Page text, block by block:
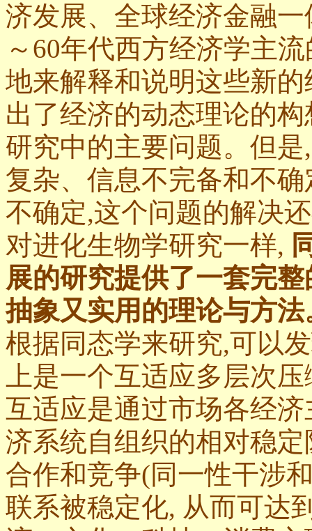
济发展、全球经济金融
～60年代西方经济学主
地来解释和说明这些新
出了经济的动态理论的
研究中的主要问题。但
复杂、信息不完备和不
不确定,这个问题的解决
对进化生物学研究一样,
展的研究提供了一套完
抽象又实用的理论与方法
根据同态学来研究,可以
上是一个互适应多层次
互适应是通过市场各经
济系统自组织的相对稳
合作和竞争(同一性干涉
联系被稳定化, 从而可达